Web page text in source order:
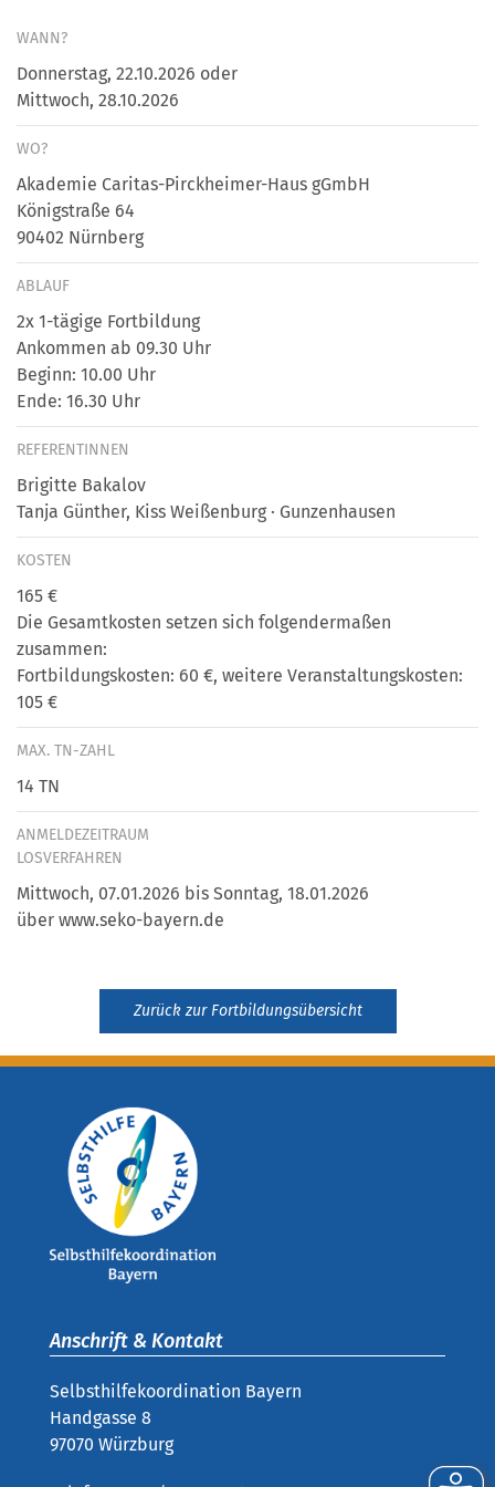
WANN?
Donnerstag, 22.10.2026 oder
Mittwoch, 28.10.2026
WO?
Akademie Caritas-Pirckheimer-Haus gGmbH
Königstraße 64
90402 Nürnberg
ABLAUF
2x 1-tägige Fortbildung
Ankommen ab 09.30 Uhr
Beginn: 10.00 Uhr
Ende: 16.30 Uhr
REFERENTINNEN
Brigitte Bakalov
Tanja Günther, Kiss Weißenburg · Gunzenhausen
KOSTEN
165 €
Die Gesamtkosten setzen sich folgendermaßen
zusammen:
Fortbildungskosten: 60 €, weitere Veranstaltungskosten:
105 €
MAX. TN-ZAHL
14 TN
ANMELDEZEITRAUM
LOSVERFAHREN
Mittwoch, 07.01.2026 bis Sonntag, 18.01.2026
über www.seko-bayern.de
Zurück zur Fortbildungsübersicht
Anschrift & Kontakt
Selbsthilfekoordination Bayern
Handgasse 8
97070 Würzburg